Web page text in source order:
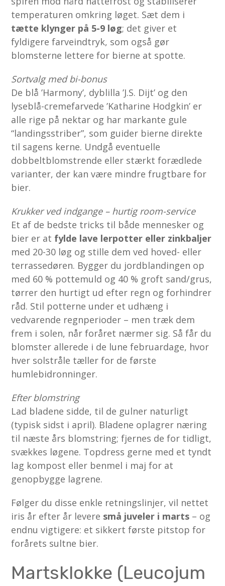
temperaturen omkring løget. Sæt dem i
tætte klynger på 5-9 løg; det giver et
fyldigere farveindtryk, som også gør
blomsterne lettere for bierne at spotte.
Sortvalg med bi-bonus
De blå ’Harmony’, dyblilla ’J.S. Dijt’ og den
lyseblå-cremefarvede ’Katharine Hodgkin’ er
alle rige på nektar og har markante gule
“landingsstriber”, som guider bierne direkte
til sagens kerne. Undgå eventuelle
dobbeltblomstrende eller stærkt forædlede
varianter, der kan være mindre frugtbare for
bier.
Krukker ved indgange – hurtig room-service
Et af de bedste tricks til både mennesker og
bier er at fylde lave lerpotter eller zinkbaljer
med 20-30 løg og stille dem ved hoved- eller
terrassedøren. Bygger du jordblandingen op
med 60 % pottemuld og 40 % groft sand/grus,
tørrer den hurtigt ud efter regn og forhindrer
råd. Stil potterne under et udhæng i
vedvarende regnperioder – men træk dem
frem i solen, når foråret nærmer sig. Så får du
blomster allerede i de lune februardage, hvor
hver solstråle tæller for de første
humlebidronninger.
Efter blomstring
Lad bladene sidde, til de gulner naturligt
(typisk sidst i april). Bladene oplagrer næring
til næste års blomstring; fjernes de for tidligt,
svækkes løgene. Topdress gerne med et tyndt
lag kompost eller benmel i maj for at
genopbygge lagrene.
Følger du disse enkle retningslinjer, vil nettet
iris år efter år levere små juveler i marts – og
endnu vigtigere: et sikkert første pitstop for
forårets sultne bier.
Martsklokke (Leucojum